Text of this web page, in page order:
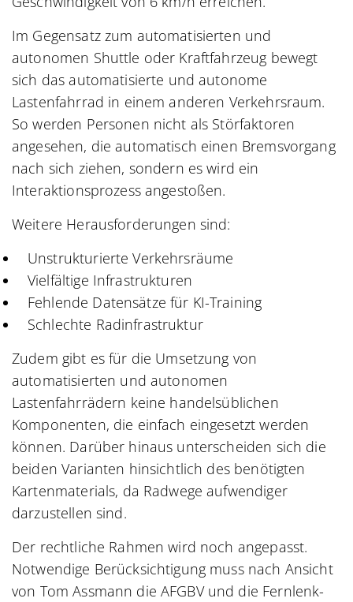
Im Gegensatz zum automatisierten und
autonomen Shuttle oder Kraftfahrzeug bewegt
sich das automatisierte und autonome
Lastenfahrrad in einem anderen Verkehrsraum.
So werden Personen nicht als Störfaktoren
angesehen, die automatisch einen Bremsvorgang
nach sich ziehen, sondern es wird ein
Interaktionsprozess angestoßen.
Weitere Herausforderungen sind:
Unstrukturierte Verkehrsräume
Vielfältige Infrastrukturen
Fehlende Datensätze für KI-Training
Schlechte Radinfrastruktur
Zudem gibt es für die Umsetzung von
automatisierten und autonomen
Lastenfahrrädern keine handelsüblichen
Komponenten, die einfach eingesetzt werden
können. Darüber hinaus unterscheiden sich die
beiden Varianten hinsichtlich des benötigten
Kartenmaterials, da Radwege aufwendiger
darzustellen sind.
Der rechtliche Rahmen wird noch angepasst.
Notwendige Berücksichtigung muss nach Ansicht
von Tom Assmann die AFGBV und die Fernlenk-